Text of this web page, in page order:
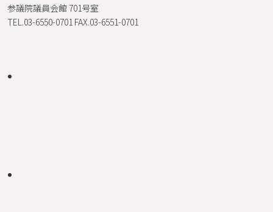
参議院議員会館 701号室
TEL.03-6550-0701 FAX.03-6551-0701